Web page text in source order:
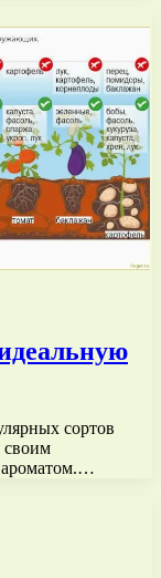
сортов
своим
ароматом.…